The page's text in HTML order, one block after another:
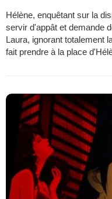
Hélène, enquêtant sur la
servir d'appât et demande
Laura, ignorant totalement
fait prendre à la place